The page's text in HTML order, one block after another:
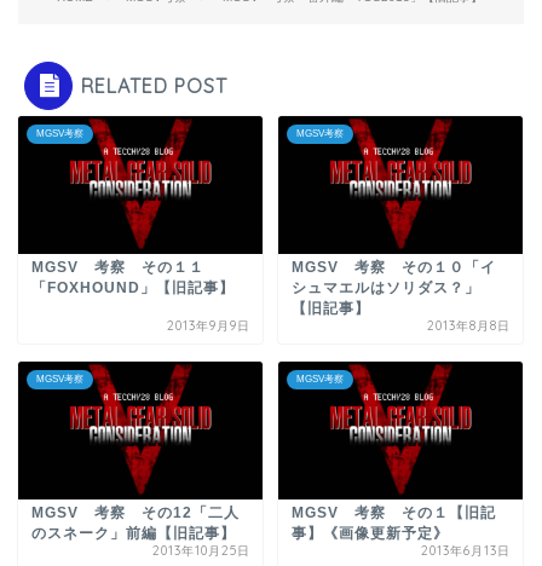
RELATED POST
MGSV考察
MGSV 考察 その１１
「FOXHOUND」【旧記事】
2013年9月9日
MGSV考察
MGSV 考察 その１０「イ
シュマエルはソリダス？」
【旧記事】
2013年8月8日
MGSV考察
MGSV 考察 その12「二人
のスネーク」前編【旧記事】
2013年10月25日
MGSV考察
MGSV 考察 その１【旧記
事】《画像更新予定》
2013年6月13日